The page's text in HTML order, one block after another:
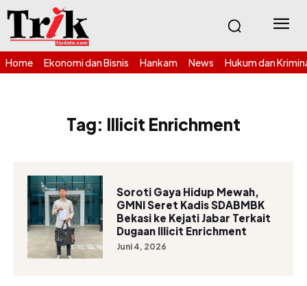
Home Ekonomi dan Bisnis Hankam News Hukum dan
Tag: Illicit Enrichment
Soroti Gaya Hidup Mewah,
GMNI Seret Kadis SDABMBK
Bekasi ke Kejati Jabar Terkait
Dugaan Illicit Enrichment
Juni 4, 2026